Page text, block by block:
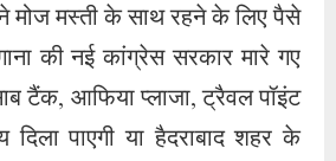
मस्ती के साथ रहने के लिए पैसे
की नई कांग्रेस सरकार मारे गए
टैंक, आफिया प्लाजा, ट्रैवल पॉइंट
पाएगी या हैदराबाद शहर के